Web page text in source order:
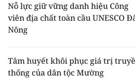
Nỗ lực giữ vững danh hiệu Công
viên địa chất toàn cầu UNESCO
Nông
Tâm huyết khôi phục giá trị
thống của dân tộc Mường